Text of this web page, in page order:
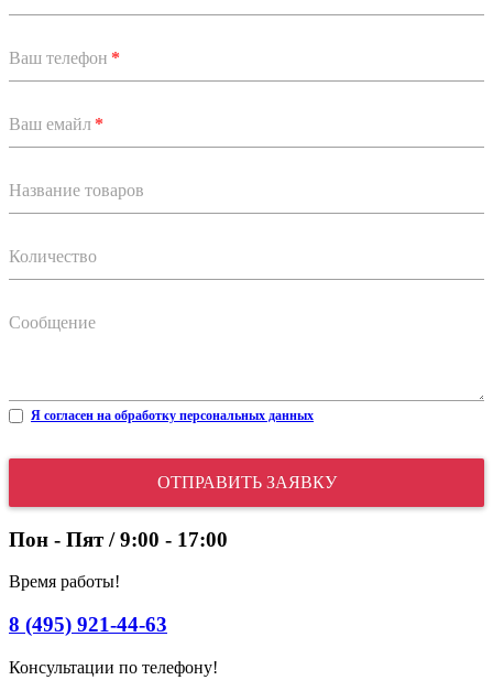
Ваш телефон *
Ваш емайл *
Название товаров
Количество
Сообщение
Я согласен на обработку персональных данных
ОТПРАВИТЬ ЗАЯВКУ
Пон - Пят / 9:00 - 17:00
Время работы!
8 (495) 921-44-63
Консультации по телефону!